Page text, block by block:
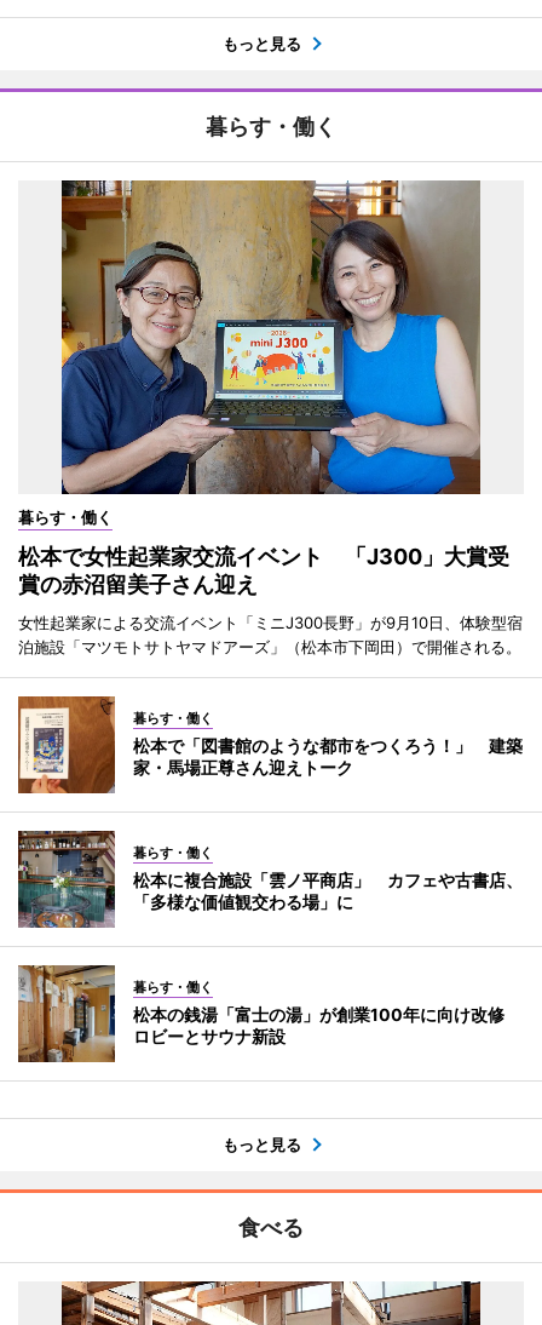
もっと見る
暮らす・働く
暮らす・働く
松本で女性起業家交流イベント 「J300」大賞受
賞の赤沼留美子さん迎え
女性起業家による交流イベント「ミニJ300長野」が9月10日、体験型宿
泊施設「マツモトサトヤマドアーズ」（松本市下岡田）で開催される。
暮らす・働く
松本で「図書館のような都市をつくろう！」 建築
家・馬場正尊さん迎えトーク
暮らす・働く
松本に複合施設「雲ノ平商店」 カフェや古書店、
「多様な価値観交わる場」に
暮らす・働く
松本の銭湯「富士の湯」が創業100年に向け改修
ロビーとサウナ新設
もっと見る
食べる